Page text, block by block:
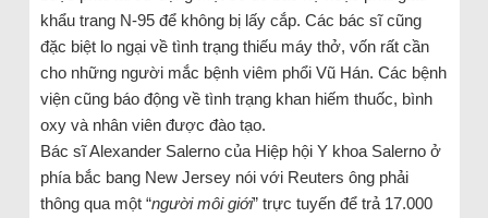
khẩu trang N-95 để không bị lấy cắp. Các bác sĩ cũng
đặc biệt lo ngại về tình trạng thiếu máy thở, vốn rất cần
cho những người mắc bệnh viêm phổi Vũ Hán. Các bệnh
viện cũng báo động về tình trạng khan hiếm thuốc, bình
oxy và nhân viên được đào tạo.
Bác sĩ Alexander Salerno của Hiệp hội Y khoa Salerno ở
phía bắc bang New Jersey nói với Reuters ông phải
thông qua một “người môi giới” trực tuyến để trả 17.000